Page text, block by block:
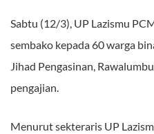
Sabtu (12/3), UP Lazismu
sembako kepada 60 warga
Jihad Pengasinan,
pengajian.
Menurut sekteraris UP